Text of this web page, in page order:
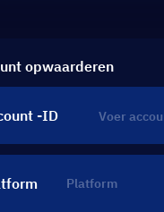
opwaarderen
-ID